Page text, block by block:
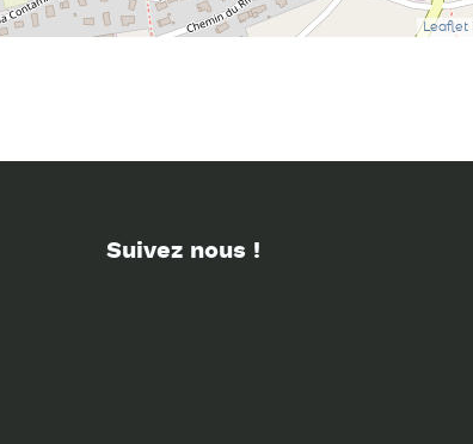
Leaflet
Suivez nous !